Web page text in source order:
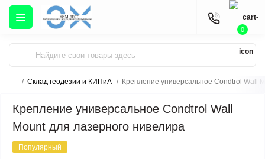
0
Склад геодезии и КИПиА Крепление универсальное Condtrol Wall
Крепление универсальное Condtrol Wall
Mount для лазерного нивелира
Популярный